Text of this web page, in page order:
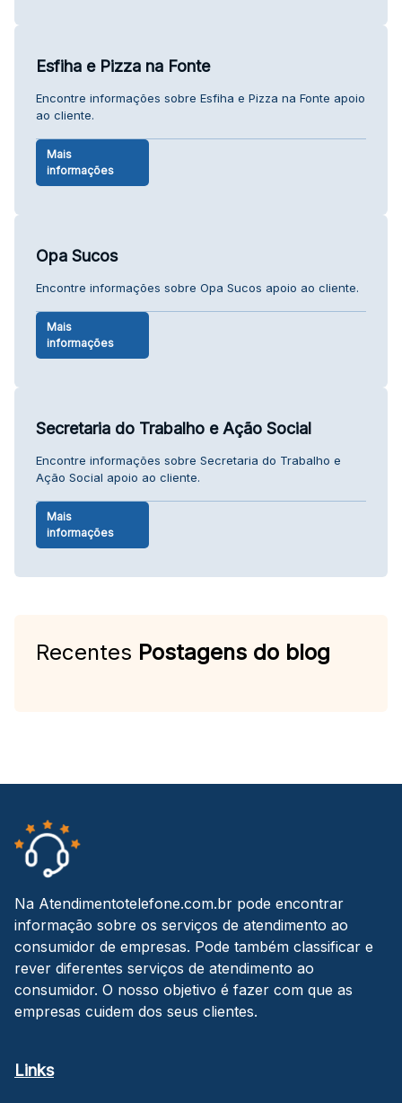
Esfiha e Pizza na Fonte
Encontre informações sobre Esfiha e Pizza na Fonte apoio
ao cliente.
Mais
informações
Opa Sucos
Encontre informações sobre Opa Sucos apoio ao cliente.
Mais
informações
Secretaria do Trabalho e Ação Social
Encontre informações sobre Secretaria do Trabalho e
Ação Social apoio ao cliente.
Mais
informações
Recentes Postagens do blog
Na Atendimentotelefone.com.br pode encontrar
informação sobre os serviços de atendimento ao
consumidor de empresas. Pode também classificar e
rever diferentes serviços de atendimento ao
consumidor. O nosso objetivo é fazer com que as
empresas cuidem dos seus clientes.
Links